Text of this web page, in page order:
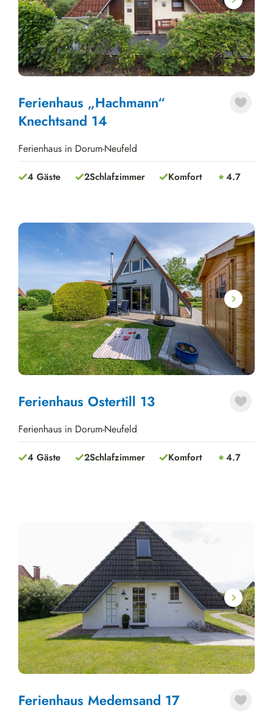
Next
Ferienhaus „Hachmann“
Knechtsand 14
Ferienhaus in Dorum-Neufeld
4 Gäste 2Schlafzimmer Komfort 4.7
Next
Ferienhaus Ostertill 13
Ferienhaus in Dorum-Neufeld
4 Gäste 2Schlafzimmer Komfort 4.7
Next
Ferienhaus Medemsand 17